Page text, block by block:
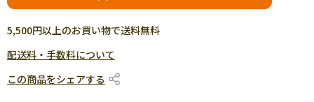
5,500円以上のお買い物で送料無料
配送料・手数料について
この商品をシェアする